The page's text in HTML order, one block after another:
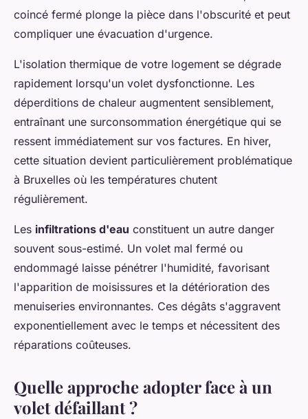
coincé fermé plonge la pièce dans l'obscurité et peut
compliquer une évacuation d'urgence.
L'isolation thermique de votre logement se dégrade
rapidement lorsqu'un volet dysfonctionne. Les
déperditions de chaleur augmentent sensiblement,
entraînant une surconsommation énergétique qui se
ressent immédiatement sur vos factures. En hiver,
cette situation devient particulièrement problématique
à Bruxelles où les températures chutent
régulièrement.
Les infiltrations d'eau constituent un autre danger
souvent sous-estimé. Un volet mal fermé ou
endommagé laisse pénétrer l'humidité, favorisant
l'apparition de moisissures et la détérioration des
menuiseries environnantes. Ces dégâts s'aggravent
exponentiellement avec le temps et nécessitent des
réparations coûteuses.
Quelle approche adopter face à un
volet défaillant ?